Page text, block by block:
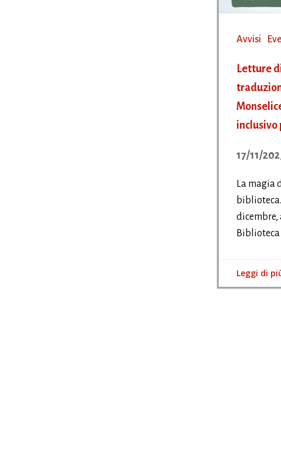
Avvisi
Letture
inclusivo
17/11/
La magia
dicembre,
Biblioteca
Leggi di